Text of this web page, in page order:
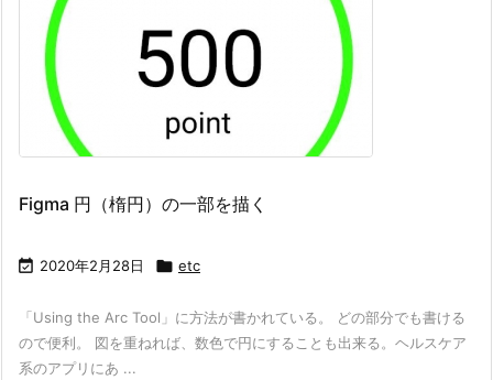
Figma 円（楕円）の一部を描く
 2020年2月28日  etc
「Using the Arc Tool」に方法が書かれている。 どの部分でも書ける
ので便利。 図を重ねれば、数色で円にすることも出来る。ヘルスケア
系のアプリにあ ...